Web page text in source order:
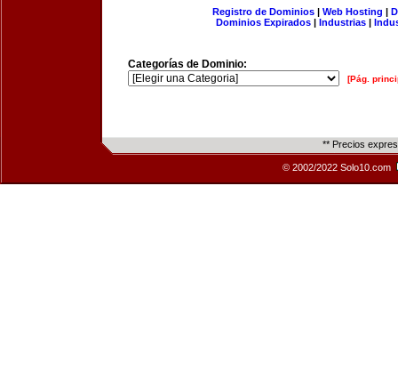
Registro de Dominios| Web Hosting |
Dominios Expirados | Industrias |
Categorías de Dominio:
[Pág.
** Precios
© 2002/2022 Solo10.com